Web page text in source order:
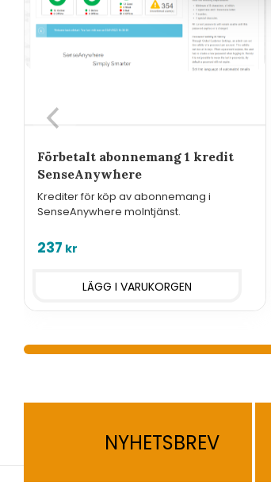
Förbetalt abonnemang 1 kredit
SenseAnywhere
Krediter för köp av abonnemang i
SenseAnywhere molntjänst.
237 kr
NYHETSBREV